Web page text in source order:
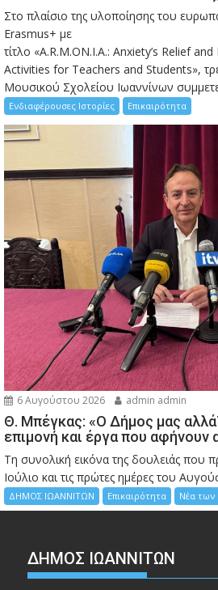
Στο πλαίσιο της υλοποίησης του
Erasmus+ με
τίτλο «A.R.M.ON.I.A.: Anxiety’s Relief
Activities for Teachers and Students»,
Μουσικού Σχολείου Ιωαννίνων
Ενδιαφέρουσες Ιστορίες Επικαιρότητα
6 Αυγούστου 2026 admin admin
Θ. Μπέγκας: «Ο Δήμος μας
επιμονή και έργα που
Τη συνολική εικόνα της δουλειάς που
Ιούλιο και τις πρώτες ημέρες του
ΔΗΜΟΣ ΙΩΑΝΝΙΤΩΝ Επικαιρότητα Νέα
ΔΗΜΟΣ ΙΩΑΝΝΙΤΩΝ